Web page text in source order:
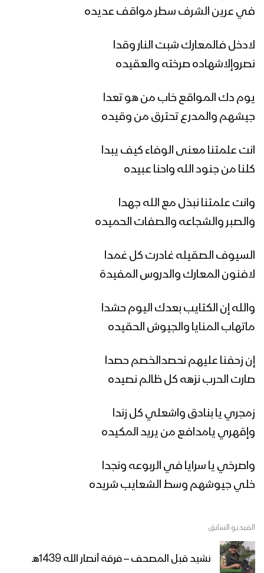
مونتاج زامل ملاحم النصر – عيسى الليث
1440هـ
زامل كلمة واحدة – عيسى الليث
زامل جبهات الشرف – عيسى الليث
زامل بحور المرجلة – عيسى الليث
زامل سم الأعداء – عيسى الليث
زامل على رمال الطف | عيسى الليث
مونتاج زامل حائم الموت | عيسى الليث
في عرين الشرف سطر مواقف عديده
لادخل فالمعارك شبت النار وقدا
نصروإلاشهاده صرخته والعقيده
يوم دك المواقع خاب من هو تعدا
جيشهم والمدرع تحترق من وقيده
انت علمتنا معنى الوفاء كيف يبدا
كلنا من جنود الله واحنا عبيده
وانت علمتنا نبذل مع الله جهدا
والصبر والشجاعه والصفات الحميده
السيوف الصقيله غادرت كل غمدا
لافنون المعارك والدروس المفيدة
والله إن الكتايب بعدك اليوم حشدا
ماتهاب المنايا والجيوش الحقيده
إن زحفنا عليهم نحصدالخصم حصدا
صارت الحرب نزهه كل ظالم نصيده
زمجري يا بنادق واشعلي كل زندا
وإقهري يامدافع من يريد المكيده
واصرخي يا سرايا في الربوعه ونجدا
خلي جيوشهم وسط الشعايب شريده
الفيديو السابق
نشيد قبل المصحف – فرقة أنصار الله 1439هـ